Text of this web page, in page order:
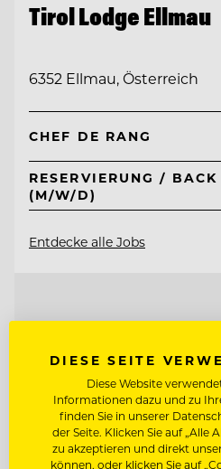
Tirol Lodge Ellmau
6352 Ellmau, Österreich
CHEF DE RANG
RESERVIERUNG /
(M/W/D)
Entdecke alle Jobs
DIESE SEITE
Diese Website
Informationen dazu und zu
finden Sie in unserer
der Seite. Klicken Sie auf „Alle
zu akzeptieren und direkt
können, oder klicken Sie auf